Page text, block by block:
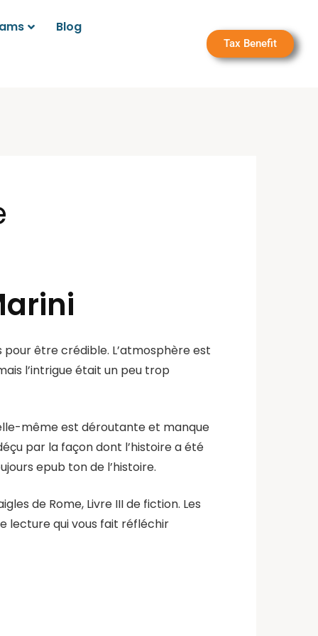
Blog
Tax Benefit
pour être crédible. L’atmosphère est
l’intrigue était un peu trop
même est déroutante et manque
par la façon dont l’histoire a été
epub ton de l’histoire.
de Rome, Livre III de fiction. Les
lecture qui vous fait réfléchir